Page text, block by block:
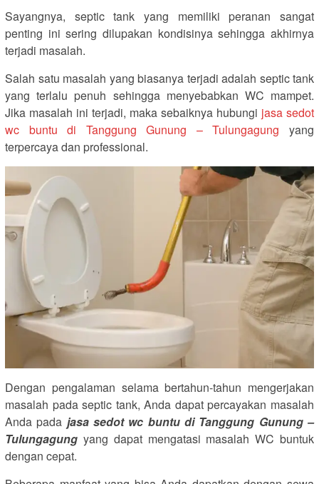
Sayangnya, septic tank yang memiliki peranan sangat
penting ini sering dilupakan kondisinya sehingga akhirnya
terjadi masalah.
Salah satu masalah yang biasanya terjadi adalah septic tank
yang terlalu penuh sehingga menyebabkan WC mampet.
Jika masalah ini terjadi, maka sebaiknya hubungi jasa sedot
wc buntu di Tanggung Gunung – Tulungagung yang
terpercaya dan professional.
Dengan pengalaman selama bertahun-tahun mengerjakan
masalah pada septic tank, Anda dapat percayakan masalah
Anda pada jasa sedot wc buntu di Tanggung Gunung –
Tulungagung yang dapat mengatasi masalah WC buntuk
dengan cepat.